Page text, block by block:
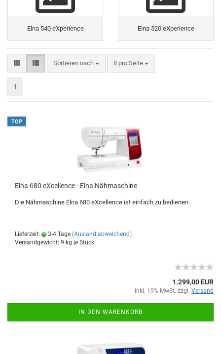
Elna 540 eXperience Elna 520 eXperience
Sortieren nach 8 pro Seite
1
TOP
Elna 680 eXcellence - Elna Nähmaschine
Die Nähmaschine Elna 680 eXcellence ist einfach zu bedienen.
Lieferzeit: 3-4 Tage (Ausland abweichend)
Versandgewicht: 9 kg je Stück
1.299,00 EUR
inkl. 19% MwSt. zzgl. Versand
IN DEN WARENKORB